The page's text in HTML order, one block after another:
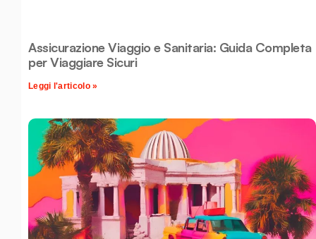
Assicurazione Viaggio e Sanitaria: Guida Completa
per Viaggiare Sicuri
Leggi l'articolo »